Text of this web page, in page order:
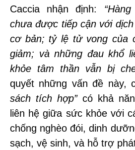
Caccia nhận định:
chưa được tiếp cận với
cơ bản; tỷ lệ tử vong của
giảm; và những đau khổ
khỏe tâm thần vẫn bị
quyết những vấn đề này,
sách tích hợp” có khả
liên hệ giữa sức khỏe với
chống nghèo đói, dinh
sạch, vệ sinh, và hỗ trợ